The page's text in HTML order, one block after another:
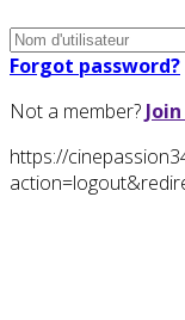
Forgot password?
Not a member?
https://